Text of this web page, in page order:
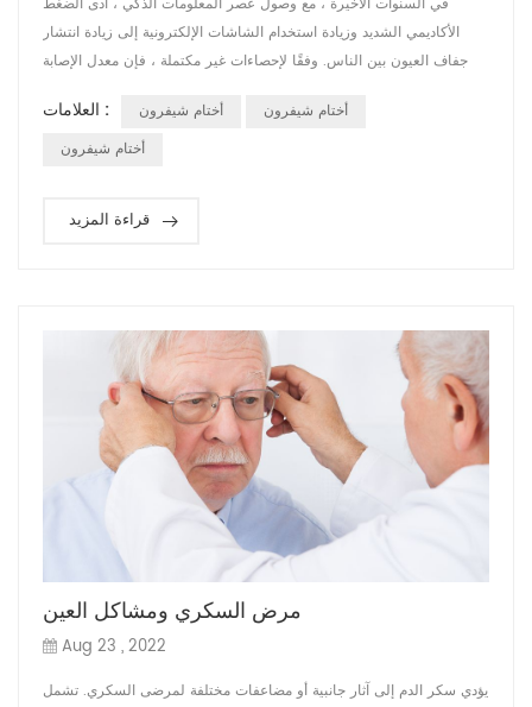
الأكاديمي الشديد وزيادة استخدام الشاشات الإلكترونية إلى زيادة انتشار
جفاف العيون بين الناس. وفقًا لإحصاءات غير مكتملة ، فإن معدل الإصابة
في الصين حوالي 21٪ - 30٪. بناءً على هذا الحساب ، يبلغ عدد مرضى جفاف
العلامات : أختام شيفرون
أختام شيفرون
أختام شيفرون
قراءة المزيد
مرض السكري ومشاكل العين
Aug 23 , 2022
يؤدي سكر الدم إلى آثار جانبية أو مضاعفات مختلفة لمرضى السكري. تشمل